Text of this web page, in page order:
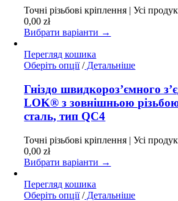
варіантів.
Параметри
можна
вибрати
на
сторінці
товару
Точні різьбові кріплення | Усі
0,00zł
Вибрати варіанти →
Перегляд кошика
Оберіть опції Цей
має
кілька
варіантів.
Параметри
вибрати
сторінці
/Детальніше
Гніздо швидкороз’ємного
LOK® з зовнішньою
сталь, тип QC4
Точні різьбові кріплення | Усі
0,00zł
Вибрати варіанти →
Перегляд кошика
Оберіть опції Цей
/Детальніше